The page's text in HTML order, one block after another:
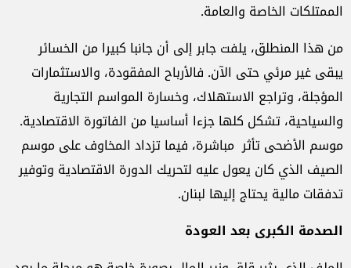
الممتلكات الخاصة والعامة.
من هذا المنطلق، يلفت جابر إلى أن جانبا كبيرا من الخسائر
يبقى غير مرئي حتى الآن. فالأرباح المفقودة، والاستثمارات
المؤجلة، وتراجع الاستهلاك، وخسارة المواسم التجارية
والسياحية، تشكل كلها جزءا أساسيا من الفاتورة الاقتصادية.
موسم الأضحى تأثر مباشرة، فيما تزداد المخاوف على موسم
الصيف الذي كان يعول عليه لتحريك الدورة الاقتصادية وتوفير
تدفقات مالية يحتاج إليها لبنان.
الصدمة الكبرى بعد العودة